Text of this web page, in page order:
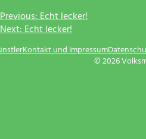
BEITRAGSNAVIGATION
Previous:Echt lecker!
Next:Echt lecker!
© 2026
Kontakt und Impressum